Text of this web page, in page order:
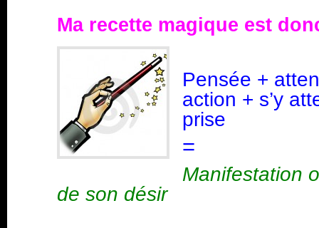
Ma recette magique est
Pensée +
action + s’y
prise
=
Manifestation
de son désir